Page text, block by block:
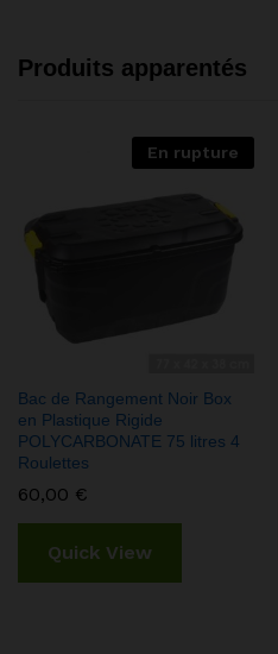
Produits apparentés
En rupture
Bac de Rangement Noir Box
en Plastique Rigide
POLYCARBONATE 75 litres 4
Roulettes
60,00 €
Quick View